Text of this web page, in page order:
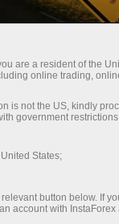
للمتداولين
شركة
الفرعية
مختلف أنحاء
قصيرة
المدن حول
are a resident of the
online trading,
is not the US, kindly
government
States;
button below. If
account with InstaForex